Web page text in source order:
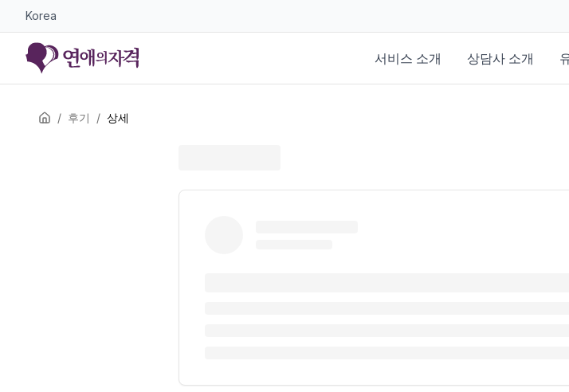
Korea
서비스 소개 상담사 소개
/ 후기 / 상세